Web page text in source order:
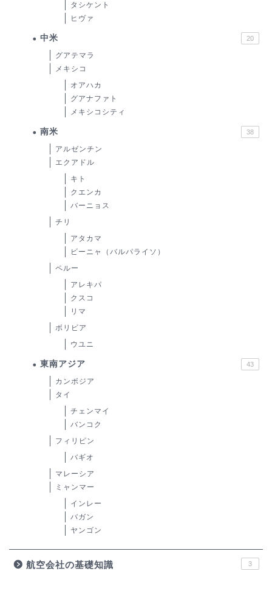
タシケント
ヒヴァ
中米 20
グアテマラ
メキシコ
オアハカ
グアナファト
メキシコシティ
南米 38
アルゼンチン
エクアドル
キト
クエンカ
バーニョス
チリ
アタカマ
ビーニャ（バルパライソ）
ペルー
アレキパ
クスコ
リマ
ボリビア
ウユニ
東南アジア 43
カンボジア
タイ
チェンマイ
バンコク
フィリピン
バギオ
マレーシア
ミャンマー
インレー
バガン
ヤンゴン
航空会社の基礎知識 3